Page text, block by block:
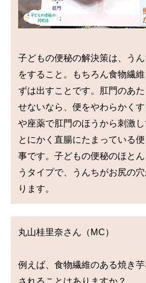
子どもの便秘の解決策は、う
をすること。もちろん食物繊
ずは出すことです。肛門のあ
せないなら、便をやわらかく
や座薬で肛門のほうから刺激し
とにかく直腸にたまっている
事です。子どもの便秘のほと
うタイプで、うんちがお尻の
丸山桂里奈さん（MC）
例えば、食物繊維のある焼き